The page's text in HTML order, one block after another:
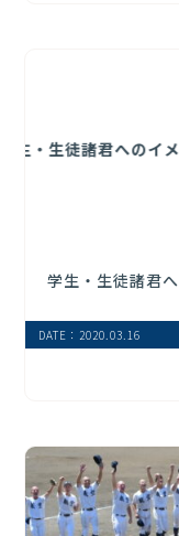
学生・生徒諸君へ
DATE：2020.03.16